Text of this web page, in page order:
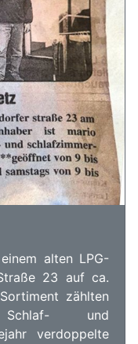
alten LPG-
23 auf ca.
zählten
Schlaf- und
verdoppelte